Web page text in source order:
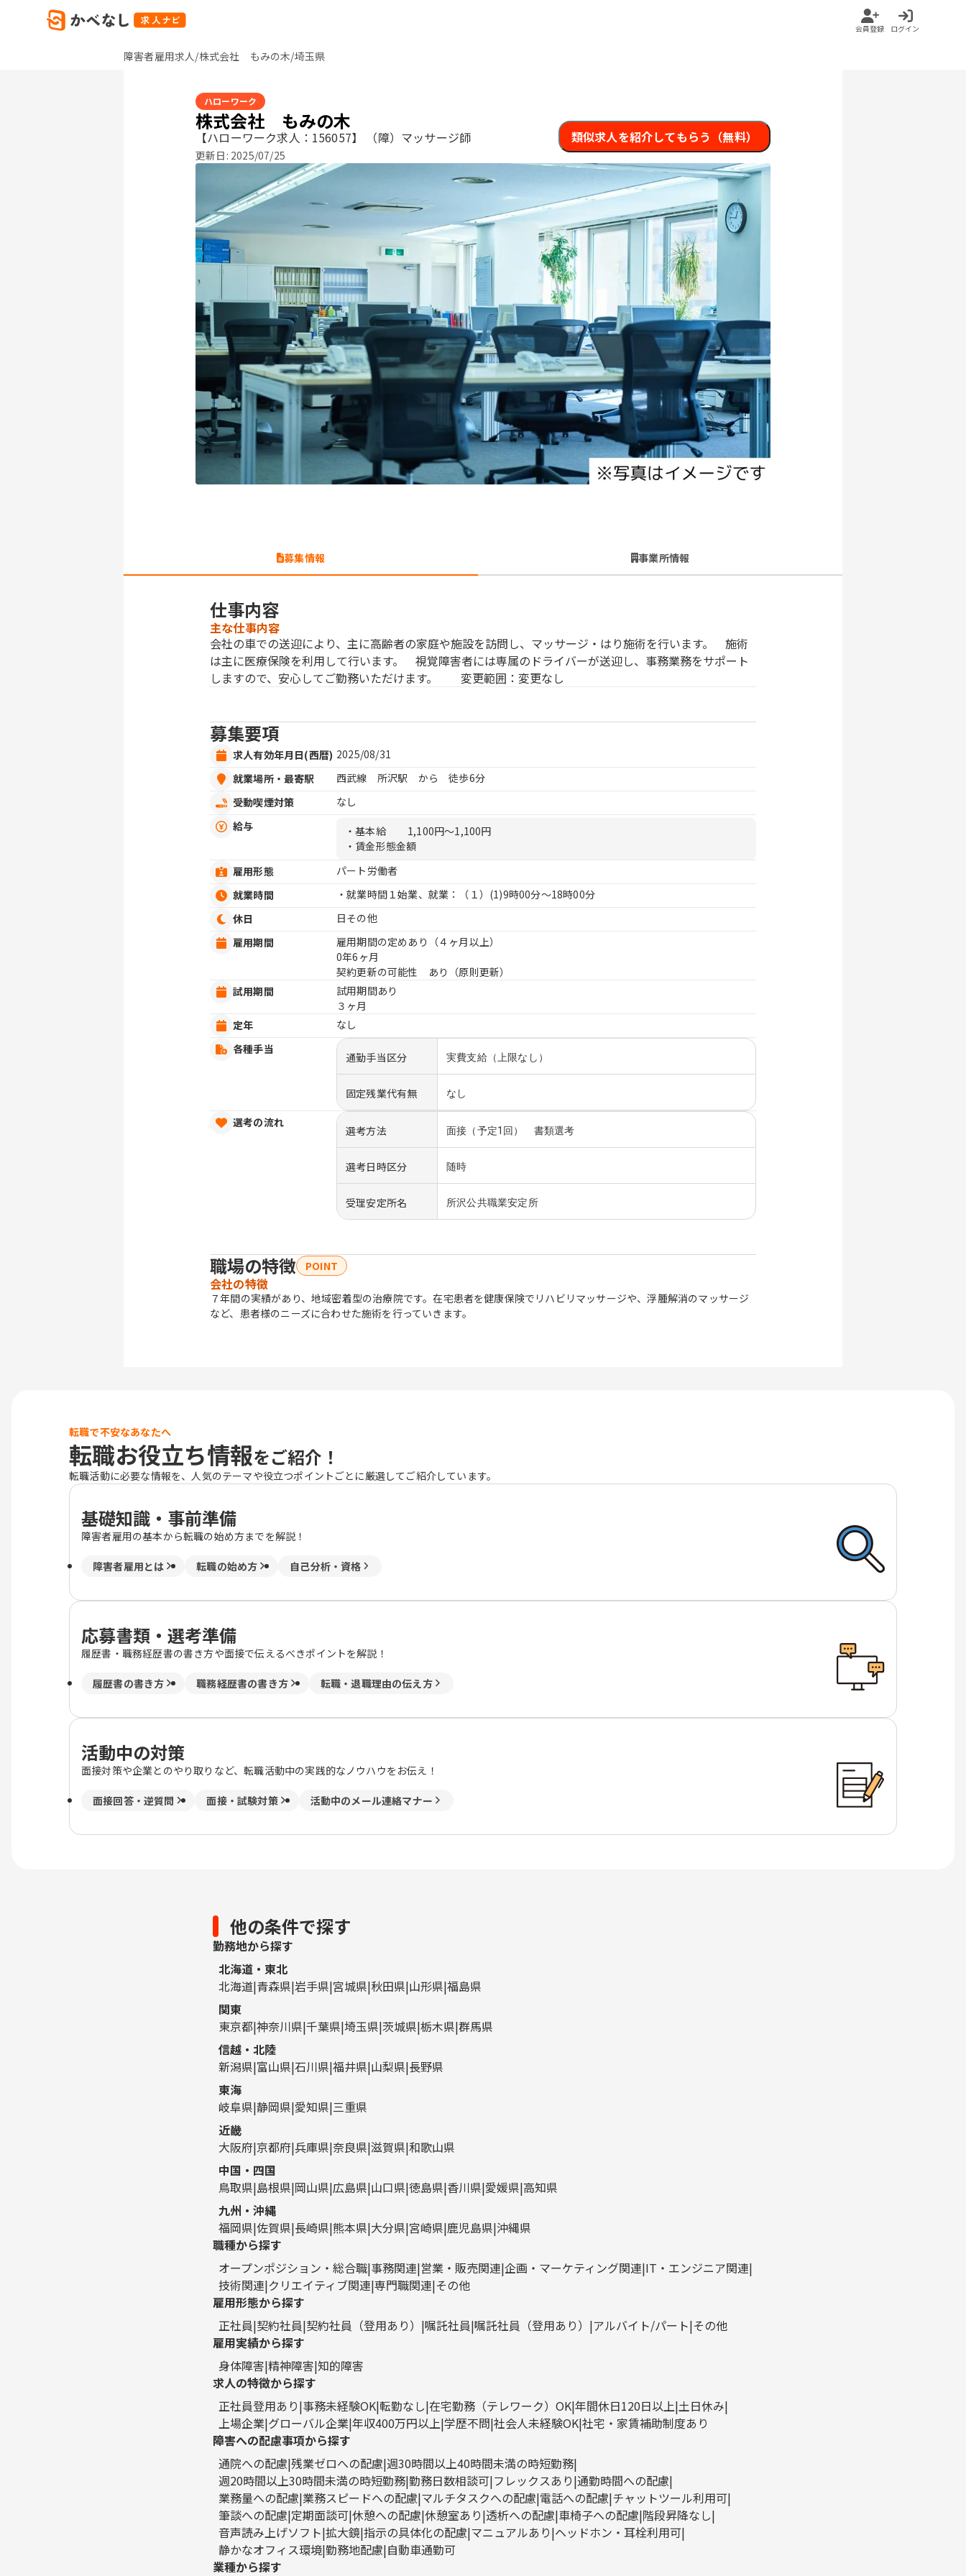
会員登録 ログイン
障害者雇用求人/株式会社 もみの木/埼玉県
ハローワーク
株式会社 もみの木
【ハローワーク求人：156057】 （障）マッサージ師
更新日: 2025/07/25
類似求人を紹介してもらう（無料）
募集情報 事業所情報
仕事内容
主な仕事内容
会社の車での送迎により、主に高齢者の家庭や施設を訪問し、マッサージ・はり施術を行います。 施術
は主に医療保険を利用して行います。 視覚障害者には専属のドライバーが送迎し、事務業務をサポート
しますので、安心してご勤務いただけます。 変更範囲：変更なし
募集要項
求人有効年月日(西暦) 2025/08/31
就業場所・最寄駅
西武線 所沢駅 から 徒歩6分
受動喫煙対策
なし
給与
・基本給
1,100円〜1,100円
・賃金形態金額
雇用形態
パート労働者
就業時間
・就業時間１始業、就業：（１） (1)9時00分〜18時00分
休日
日その他
雇用期間
雇用期間の定めあり（４ヶ月以上）
0年6ヶ月
契約更新の可能性 あり（原則更新）
試用期間
試用期間あり
３ヶ月
定年
なし
各種手当
通勤手当区分 実費支給（上限なし）
固定残業代有無 なし
選考の流れ
選考方法 面接（予定1回） 書類選考
選考日時区分 随時
受理安定所名 所沢公共職業安定所
職場の特徴 POINT
会社の特徴
７年間の実績があり、地域密着型の治療院です。在宅患者を健康保険でリハビリマッサージや、浮腫解消のマッサージ
など、患者様のニーズに合わせた施術を行っていきます。
転職で不安なあなたへ
転職お役立ち情報をご紹介！
転職活動に必要な情報を、人気のテーマや役立つポイントごとに厳選してご紹介しています。
基礎知識・事前準備
障害者雇用の基本から転職の始め方までを解説！
障害者雇用とは 転職の始め方 自己分析・資格
応募書類・選考準備
履歴書・職務経歴書の書き方や面接で伝えるべきポイントを解説！
履歴書の書き方 職務経歴書の書き方 転職・退職理由の伝え方
活動中の対策
面接対策や企業とのやり取りなど、転職活動中の実践的なノウハウをお伝え！
面接回答・逆質問 面接・試験対策 活動中のメール連絡マナー
他の条件で探す
勤務地から探す
北海道・東北
北海道 青森県 岩手県 宮城県 秋田県 山形県 福島県
関東
東京都 神奈川県 千葉県 埼玉県 茨城県 栃木県 群馬県
信越・北陸
新潟県 富山県 石川県 福井県 山梨県 長野県
東海
岐阜県 静岡県 愛知県 三重県
近畿
大阪府 京都府 兵庫県 奈良県 滋賀県 和歌山県
中国・四国
鳥取県 島根県 岡山県 広島県 山口県 徳島県 香川県 愛媛県 高知県
九州・沖縄
福岡県 佐賀県 長崎県 熊本県 大分県 宮崎県 鹿児島県 沖縄県
職種から探す
オープンポジション・総合職 事務関連 営業・販売関連 企画・マーケティング関連 IT・エンジニア関連
技術関連 クリエイティブ関連 専門職関連 その他
雇用形態から探す
正社員 契約社員 契約社員（登用あり） 嘱託社員 嘱託社員（登用あり） アルバイト/パート その他
雇用実績から探す
身体障害 精神障害 知的障害
求人の特徴から探す
正社員登用あり 事務未経験OK 転勤なし 在宅勤務（テレワーク）OK 年間休日120日以上 土日休み
上場企業 グローバル企業 年収400万円以上 学歴不問 社会人未経験OK 社宅・家賃補助制度あり
障害への配慮事項から探す
通院への配慮 残業ゼロへの配慮 週30時間以上40時間未満の時短勤務
週20時間以上30時間未満の時短勤務 勤務日数相談可 フレックスあり 通勤時間への配慮
業務量への配慮 業務スピードへの配慮 マルチタスクへの配慮 電話への配慮 チャットツール利用可
筆談への配慮 定期面談可 休憩への配慮 休憩室あり 透析への配慮 車椅子への配慮 階段昇降なし
音声読み上げソフト 拡大鏡 指示の具体化の配慮 マニュアルあり ヘッドホン・耳栓利用可
静かなオフィス環境 勤務地配慮 自動車通勤可
業種から探す